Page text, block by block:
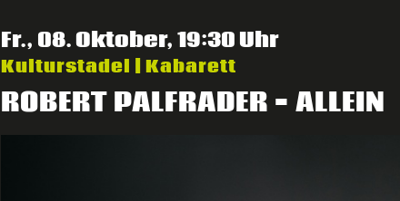
Fr., 08. Oktober, 19:30 Uhr
Kulturstadel | Kabarett
ROBERT PALFRADER – ALLEIN